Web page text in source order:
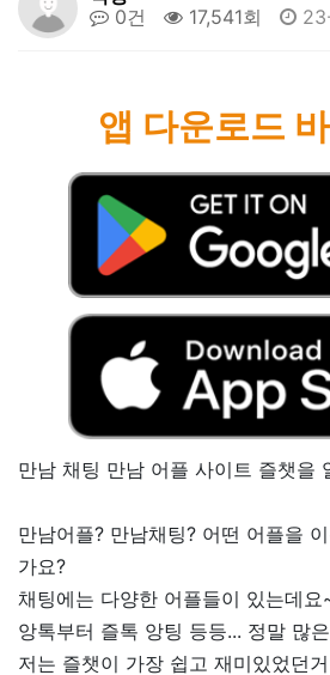
0건
17,541회
앱 다운로드
만남 채팅 만남 어플 사이트 즐챗을
만남어플? 만남채팅? 어떤 어플을
가요?
채팅에는 다양한 어플들이 있는데요
앙톡부터 즐톡 앙팅 등등... 정말 많
저는 즐챗이 가장 쉽고 재미있었던